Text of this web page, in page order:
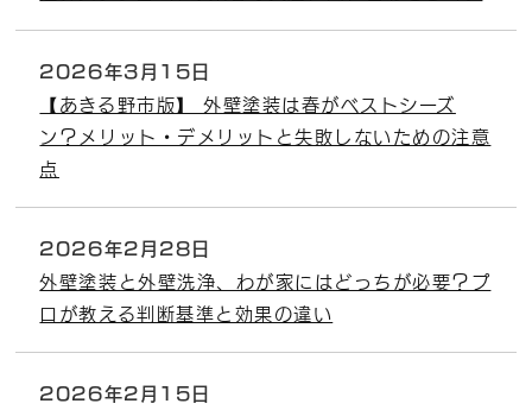
2026年3月15日
【あきる野市版】 外壁塗装は春がベストシーズ
ン？メリット・デメリットと失敗しないための注意
点
2026年2月28日
外壁塗装と外壁洗浄、わが家にはどっちが必要？プ
ロが教える判断基準と効果の違い
2026年2月15日